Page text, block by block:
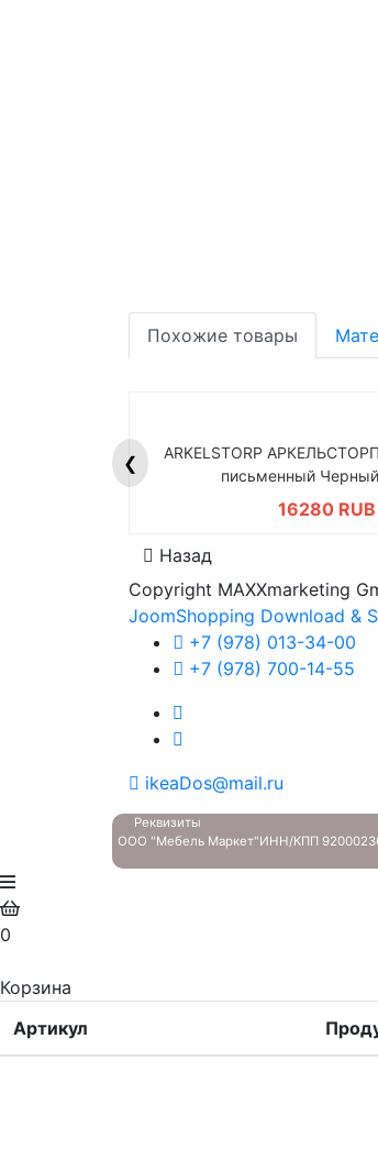
Похожие товары
❮
ARKELSTORP
письменный
16280 RUB
Назад
Copyright MAXXmarketing
JoomShopping Download &
+7 (978) 013-34-00
+7 (978) 700-14-55
ikeaDos@mail.ru
Реквизиты
ООО "Мебель Маркет"ИНН/КПП
0
Корзина
Артикул